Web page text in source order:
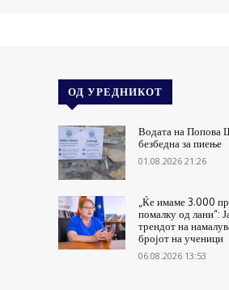
ОД УРЕДНИКОТ
Водата на Попова
безбедна за пиење
01.08.2026 21:26
„Ќе имаме 3.000
помалку од лани“:
трендот на
бројот на ученици
06.08.2026 13:53